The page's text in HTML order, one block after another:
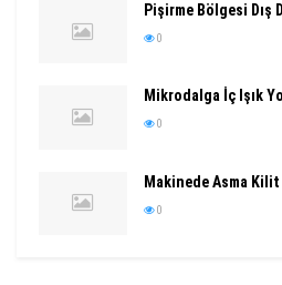
Pişirme Bölgesi Dış
0
Mikrodalga İç Işık
0
Makinede Asma
0